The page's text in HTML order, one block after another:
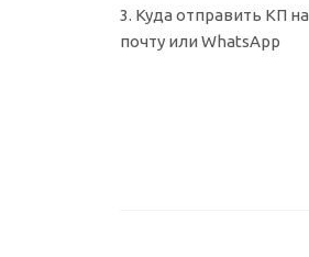
3. Куда отправить КП на
почту или WhatsApp